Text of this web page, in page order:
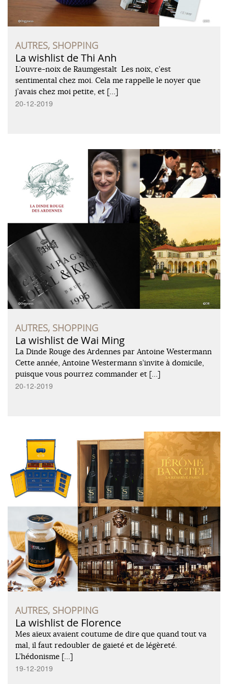
AUTRES, SHOPPING
La wishlist de Thi Anh
L’ouvre-noix de Raumgestalt Les noix, c’est
sentimental chez moi. Cela me rappelle le noyer que
j’avais chez moi petite, et […]
20-12-2019
AUTRES, SHOPPING
La wishlist de Wai Ming
La Dinde Rouge des Ardennes par Antoine Westermann
Cette année, Antoine Westermann s’invite à domicile,
puisque vous pourrez commander et […]
20-12-2019
AUTRES, SHOPPING
La wishlist de Florence
Mes aïeux avaient coutume de dire que quand tout va
mal, il faut redoubler de gaieté et de légèreté.
L’hédonisme […]
19-12-2019